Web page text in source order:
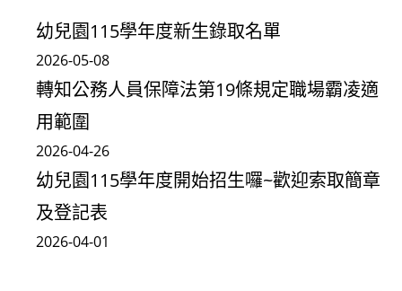
幼兒園115學年度新生錄取名單
2026-05-08
轉知公務人員保障法第19條規定職場霸凌適
用範圍
2026-04-26
幼兒園115學年度開始招生囉~歡迎索取簡章
及登記表
2026-04-01